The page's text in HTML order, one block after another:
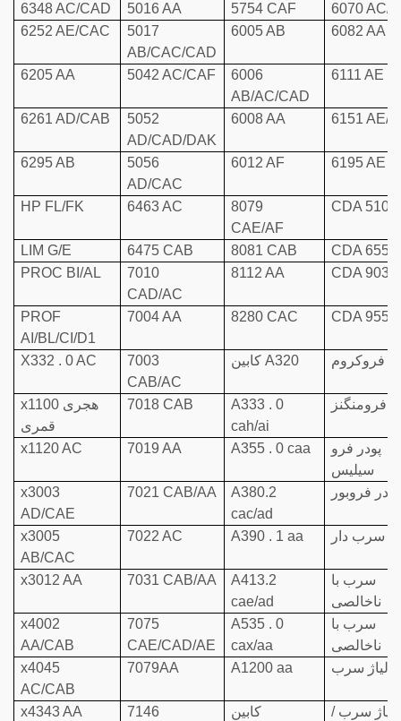
6348 AC/CAD
5016 AA 5754 CAF
6070 AC/
6252 AE/CAC
5017
AB/CAC/CAD
6005 AB 6082 AA
6205 AA 5042 AC/CAF
6006
AB/AC/CAD
6111 AE
6261 AD/CAB
5052
AD/CAD/DAK
6008 AA 6151 AE/
6295 AB
5056
AD/CAC
6012 AF 6195 AE
HP FL/FK 6463 AC
8079
CAE/AF
CDA 510
LIM G/E 6475 CAB 8081 CAB
CDA 655
PROC BI/AL
7010
CAD/AC
8112 AA CDA 903
PROF
AI/BL/CI/D1
7004 AA 8280 CAC CDA 955
X332 . 0 AC
7003
CAB/AC
کابین A320 فروکروم
x1100 هجری
قمری
7018 CAB
A333 . 0
cah/ai
فرومنگنز
x1120 AC 7019 AA A355 . 0 caa
پودر فرو
سیلیس
x3003
AD/CAE
7021 CAB/AA
A380.2
cac/ad
پودر فروبور
x3005
AB/CAC
7022 AC A390 . 1 aa سرب دار
x3012 AA 7031 CAB/AA
A413.2
cae/ad
سرب با
ناخالصی
x4002
AA/CAB
7075
CAE/CAD/AE
A535 . 0
cax/aa
سرب با
ناخالصی
x4045
AC/CAB
7079AA A1200 aa آلیاژ سرب
x4343 AA
7146
کابین
آلیاژ سرب /